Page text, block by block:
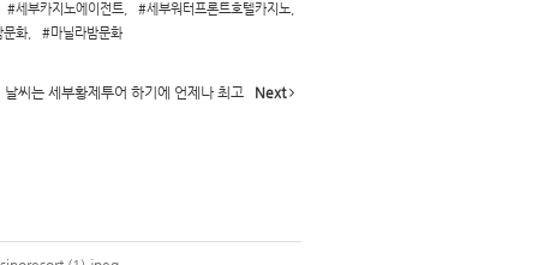
#세부카지노에이전트 #세부워터프론트호텔카지노
문화, #마닐라밤문화
날씨는 세부황제투어 하기에 언제나 최고 Next